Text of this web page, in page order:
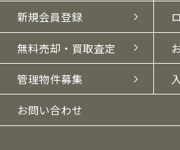
新規会員登録
無料売却・買取査定
管理物件募集
お問い合わせ